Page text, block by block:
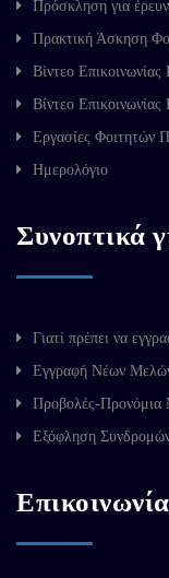
Πρόσκληση για
Πρακτική Άσκηση
Βίντεο
Βίντεο
Εργασίες Φοιτητών
Ημερολόγιο
Συνοπτικά
Γιατί πρέπει να
Εγγραφή Νέων
Προβολές-Προνόμια
Εξόφληση
Επικοινωνία